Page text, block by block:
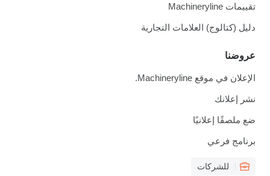
تقييمات Machineryline
دليل (كتالوج) العلامات التجارية
عروضنا
الإعلان في موقع Machineryline.
نشر إعلانك
ضع ملصقًا إعلانيًا
برنامج فرعي
للشركات